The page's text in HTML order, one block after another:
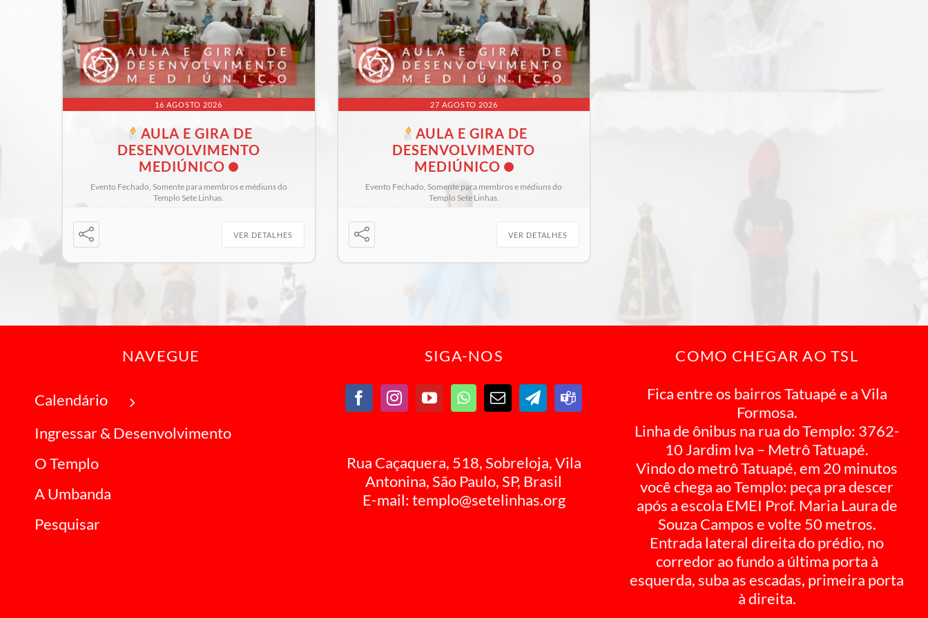
16 AGOSTO 2026
AULA E GIRA DE
DESENVOLVIMENTO
MEDIÚNICO
Evento Fechado, Somente para membros e médiuns do
Templo Sete Linhas.
VER DETALHES
27 AGOSTO 2026
AULA E GIRA DE
DESENVOLVIMENTO
MEDIÚNICO
Evento Fechado, Somente para membros e médiuns do
Templo Sete Linhas.
VER DETALHES
NAVEGUE
Calendário
Ingressar & Desenvolvimento
O Templo
A Umbanda
Pesquisar
SIGA-NOS
Rua Caçaquera, 518, Sobreloja, Vila
Antonina, São Paulo, SP, Brasil
E-mail: templo@setelinhas.org
COMO CHEGAR AO TSL
Fica entre os bairros Tatuapé e a Vila
Formosa.
Linha de ônibus na rua do Templo: 3762-
10 Jardim Iva – Metrô Tatuapé.
Vindo do metrô Tatuapé, em 20 minutos
você chega ao Templo: peça pra descer
após a escola EMEI Prof. Maria Laura de
Souza Campos e volte 50 metros.
Entrada lateral direita do prédio, no
corredor ao fundo a última porta à
esquerda, suba as escadas, primeira porta
à direita.